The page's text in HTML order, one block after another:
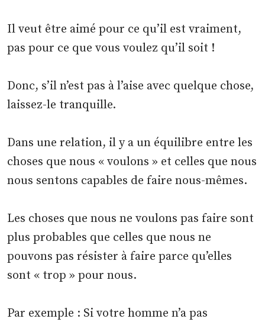
Il veut être aimé pour ce qu’il est vraiment,
pas pour ce que vous voulez qu’il soit !
Donc, s’il n’est pas à l’aise avec quelque chose,
laissez-le tranquille.
Dans une relation, il y a un équilibre entre les
choses que nous « voulons » et celles que nous
nous sentons capables de faire nous-mêmes.
Les choses que nous ne voulons pas faire sont
plus probables que celles que nous ne
pouvons pas résister à faire parce qu’elles
sont « trop » pour nous.
Par exemple : Si votre homme n’a pas